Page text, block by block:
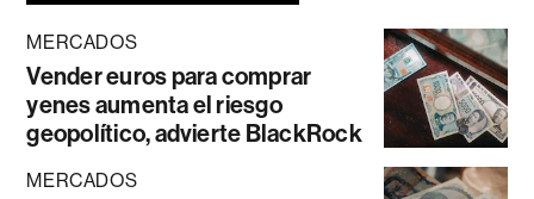
MERCADOS
Vender euros para comprar
yenes aumenta el riesgo
geopolítico, advierte BlackRock
MERCADOS